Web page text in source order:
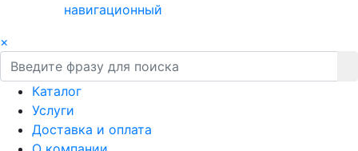
навигационный
×
Каталог
Услуги
Доставка и оплата